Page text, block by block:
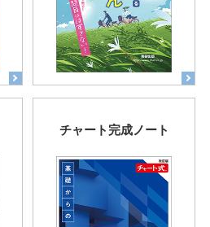
チャート完成ノート